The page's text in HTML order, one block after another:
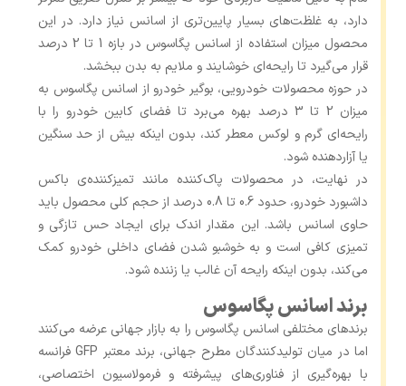
دارد، به غلظت‌های بسیار پایین‌تری از اسانس نیاز دارد. در این
محصول میزان استفاده از اسانس پگاسوس در بازه 1 تا 2 درصد
قرار می‌گیرد تا رایحه‌ای خوشایند و ملایم به بدن ببخشد.
در حوزه محصولات خودرویی، بوگیر خودرو از اسانس پگاسوس به
میزان 2 تا 3 درصد بهره می‌برد تا فضای کابین خودرو را با
رایحه‌ای گرم و لوکس معطر کند، بدون اینکه بیش از حد سنگین
یا آزاردهنده شود.
در نهایت، در محصولات پاک‌کننده مانند تمیزکننده‌ی باکس
داشبورد خودرو، حدود 0.6 تا 0.8 درصد از حجم کلی محصول باید
حاوی اسانس باشد. این مقدار اندک برای ایجاد حس تازگی و
تمیزی کافی است و به خوشبو شدن فضای داخلی خودرو کمک
می‌کند، بدون اینکه رایحه آن غالب یا زننده شود.
برند اسانس پگاسوس
برندهای مختلفی اسانس پگاسوس را به بازار جهانی عرضه می‌کنند
اما در میان تولیدکنندگان مطرح جهانی، برند معتبر GFP فرانسه
با بهره‌گیری از فناوری‌های پیشرفته و فرمولاسیون اختصاصی،